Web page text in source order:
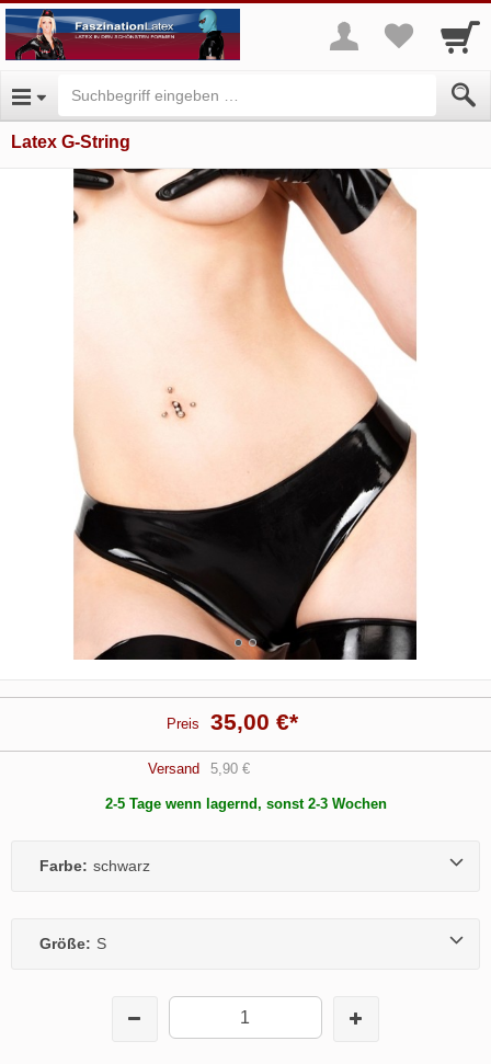
Latex G-String
Preis 35,00 €*
Versand 5,90 €
2-5 Tage wenn lagernd, sonst 2-3 Wochen
Farbe: schwarz
Größe: S